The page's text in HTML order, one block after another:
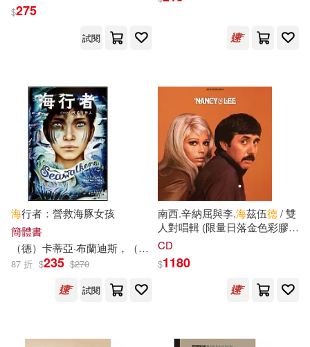
成海うるみ(20) 星野之宣(20)
海豚傳媒編(20)
上海圖書館編(19)
上海市檔案館(19)
中共上海市委黨史研究室(19)
學林出版社(120)
知識產權出版社(119)
中山大學出版社(118)
台灣東販(118) 青文(118)
北方婦女兒童出版社(116)
SONY MUSIC(115)
$275
試閱
海行者：營救海豚女孩
簡體書
（德）卡蒂亞·布蘭迪斯，（德 ）克勞迪亞·卡爾斯
87 折 $235 $270
試閱
南西.辛納屈與李.海茲伍德/ 雙
人對唱輯 (限量日落金色彩膠
LP)(Nancy Sinatra & Lee
(Special Limited Color Edition
CD
$1180